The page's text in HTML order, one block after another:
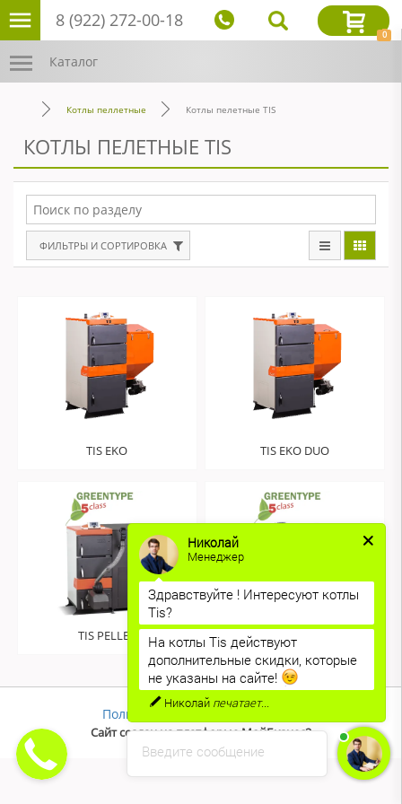
8 (922) 272-00-18
0
Каталог
Котлы пеллетные Котлы пелетные TIS
КОТЛЫ ПЕЛЕТНЫЕ TIS
ФИЛЬТРЫ И СОРТИРОВКА
TIS EKO TIS EKO DUO
TIS PELLET TIS DUO PELLET
Политика конфиденциальности
Сайт создан на платформе МойБизнес2
Введите сообщение
Николай
Менеджер
Здравствуйте ! Интересуют котлы
Tis?
На котлы Tis действуют
дополнительные скидки, которые
не указаны на сайте!
Николайпечатает...